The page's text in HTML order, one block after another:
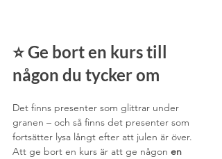
⭐ Ge bort en kurs till
någon du tycker om
Det finns presenter som glittrar under
granen – och så finns det presenter som
fortsätter lysa långt efter att julen är över.
Att ge bort en kurs är att ge någon en